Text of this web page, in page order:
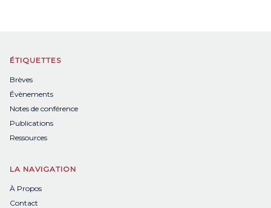
ÉTIQUETTES
Brèves
Évènements
Notes de conférence
Publications
Ressources
LA NAVIGATION
À Propos
Contact